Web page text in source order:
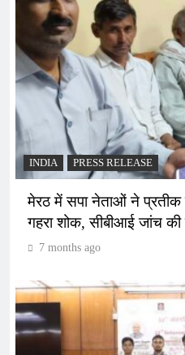
INDIA PRESS RELEASE
मेरठ में सपा नेताओं ने प्रतीक
गहरा शोक, सीबीआई जांच की
7 months ago